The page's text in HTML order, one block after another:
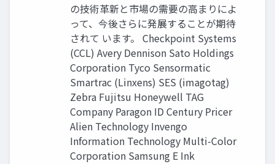
の技術革新と市場の需要の高まりによ
って、今後さらに発展することが期待
されて います。 Checkpoint Systems
(CCL) Avery Dennison Sato Holdings
Corporation Tyco Sensormatic
Smartrac (Linxens) SES (imagotag)
Zebra Fujitsu Honeywell TAG
Company Paragon ID Century Pricer
Alien Technology Invengo
Information Technology Multi-Color
Corporation Samsung E Ink